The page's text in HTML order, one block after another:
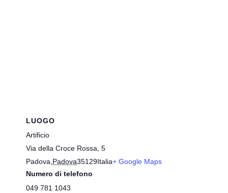
LUOGO
Artificio
Via della Croce Rossa, 5
Padova,Padova35129Italia+ Google Maps
Numero di telefono
049 781 1043